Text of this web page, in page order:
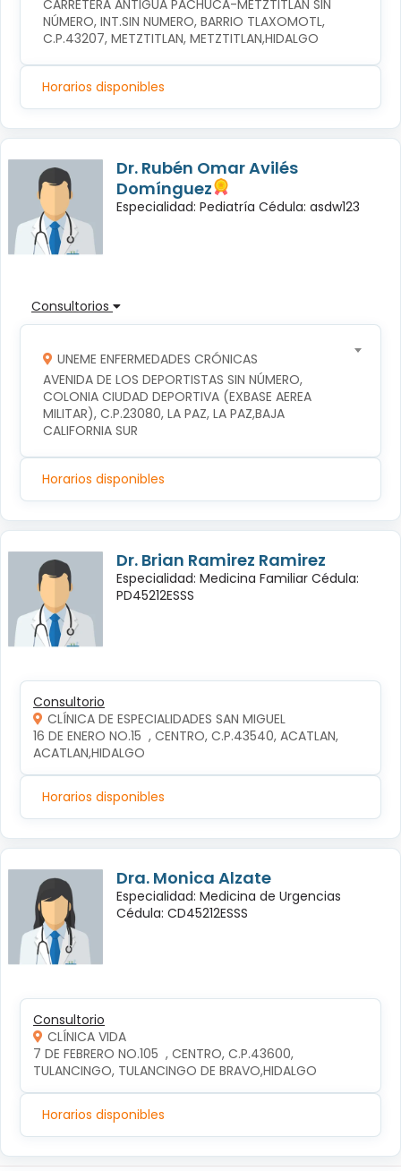
CARRETERA ANTIGUA PACHUCA-METZTITLÁN SIN
NÚMERO, INT.SIN NUMERO, BARRIO TLAXOMOTL,
C.P.43207, METZTITLAN, METZTITLAN,HIDALGO
Horarios disponibles
Dr. Rubén Omar Avilés
Domínguez
Especialidad: Pediatría Cédula: asdw123
Consultorios
UNEME ENFERMEDADES CRÓNICAS
AVENIDA DE LOS DEPORTISTAS SIN NÚMERO,
COLONIA CIUDAD DEPORTIVA (EXBASE AEREA
MILITAR), C.P.23080, LA PAZ, LA PAZ,BAJA
CALIFORNIA SUR
Horarios disponibles
Dr. Brian Ramirez Ramirez
Especialidad: Medicina Familiar Cédula:
PD45212ESSS
Consultorio
CLÍNICA DE ESPECIALIDADES SAN MIGUEL
16 DE ENERO NO.15  , CENTRO, C.P.43540, ACATLAN,
ACATLAN,HIDALGO
Horarios disponibles
Dra. Monica Alzate
Especialidad: Medicina de Urgencias
Cédula: CD45212ESSS
Consultorio
CLÍNICA VIDA
7 DE FEBRERO NO.105  , CENTRO, C.P.43600,
TULANCINGO, TULANCINGO DE BRAVO,HIDALGO
Horarios disponibles